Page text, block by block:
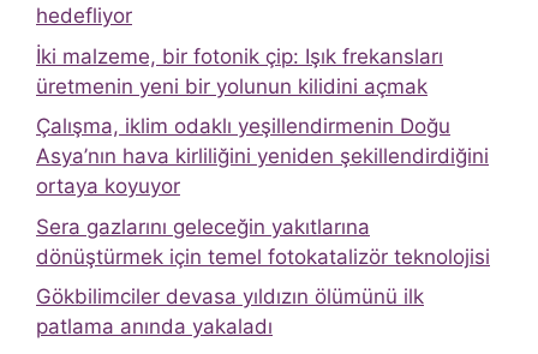
hedefliyor
İki malzeme, bir fotonik çip: Işık frekansları
üretmenin yeni bir yolunun kilidini açmak
Çalışma, iklim odaklı yeşillendirmenin Doğu
Asya’nın hava kirliliğini yeniden şekillendirdiğini
ortaya koyuyor
Sera gazlarını geleceğin yakıtlarına
dönüştürmek için temel fotokatalizör teknolojisi
Gökbilimciler devasa yıldızın ölümünü ilk
patlama anında yakaladı